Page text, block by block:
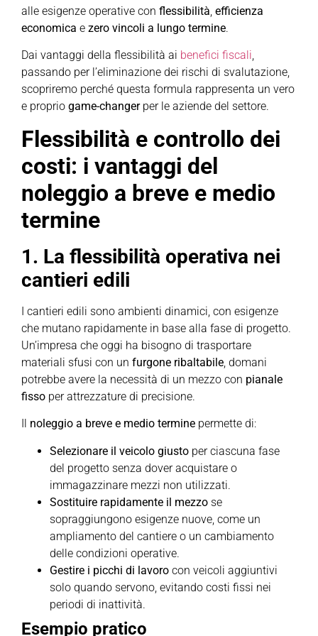
alle esigenze operative con flessibilità, efficienza
economica e zero vincoli a lungo termine.
Dai vantaggi della flessibilità ai benefici fiscali,
passando per l’eliminazione dei rischi di svalutazione,
scopriremo perché questa formula rappresenta un vero
e proprio game-changerper le aziende del settore.
Flessibilità e controllo dei
costi: i vantaggi del
noleggio a breve e medio
termine
1. La flessibilità operativa nei
cantieri edili
I cantieri edili sono ambienti dinamici, con esigenze
che mutano rapidamente in base alla fase di progetto.
Un’impresa che oggi ha bisogno di trasportare
materiali sfusi con un furgone ribaltabile , domani
potrebbe avere la necessità di un mezzo con pianale
fisso per attrezzature di precisione.
noleggio a breve e medio termine permette di:
Selezionare il veicolo giusto per ciascuna fase
del progetto senza dover acquistare o
immagazzinare mezzi non utilizzati.
Sostituire rapidamente il mezzo se
sopraggiungono esigenze nuove, come un
ampliamento del cantiere o un cambiamento
delle condizioni operative.
Gestire i picchi di lavoro con veicoli aggiuntivi
solo quando servono, evitando costi fissi nei
periodi di inattività.
Esempio pratico